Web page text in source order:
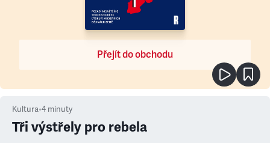
Přejít do obchodu
Kultura•4 minuty
Tři výstřely pro rebela